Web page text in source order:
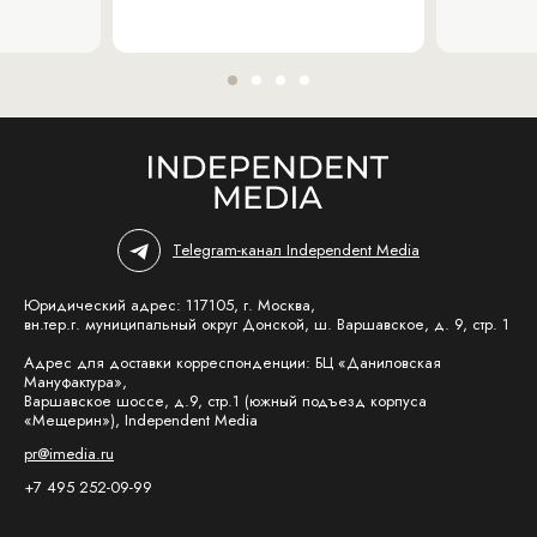
Telegram-канал Independent Media
Юридический адрес: 117105, г. Москва,
вн.тер.г. муниципальный округ Донской, ш. Варшавское, д. 9, стр. 1
Адрес для доставки корреспонденции: БЦ «Даниловская
Мануфактура»,
Варшавское шоссе, д.9, стр.1 (южный подъезд корпуса
«Мещерин»), Independent Media
pr@imedia.ru
+7 495 252-09-99